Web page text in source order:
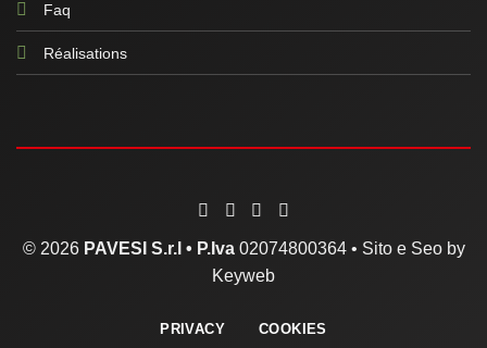
Faq
Réalisations
© 2026 PAVESI S.r.l • P.Iva02074800364 • Sito e Seo by
Keyweb
PRIVACY COOKIES